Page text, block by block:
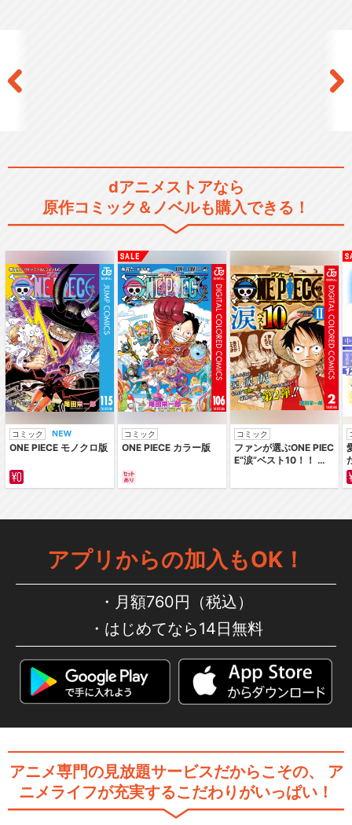
遊☆戯☆王ZEXALⅡ（バリア
ン編）
遊☆戯☆王ARC-Ⅴ
遊☆戯☆王VRAINS ハノイ
の騎士編
遊☆戯☆王VRAINS Ai編
遊☆戯☆王SEVENS ラッシ
遊☆戯☆王SEVENS マキシ
マム編
dアニメストアなら
原作コミック＆ノベルも購入できる！
コミック
ONE PIECE モノクロ版
コミック
ONE PIECE カラー版
コミック
ファンが選ぶONE PIEC
E“涙”ベスト10！！ ～
編～ カラー版
アプリからの加入もOK！
月額760円（税込）
はじめてなら14日無料
アニメ専門の見放題サービスだからこその、
ア
ニメライフが充実するこだわりがいっぱい！